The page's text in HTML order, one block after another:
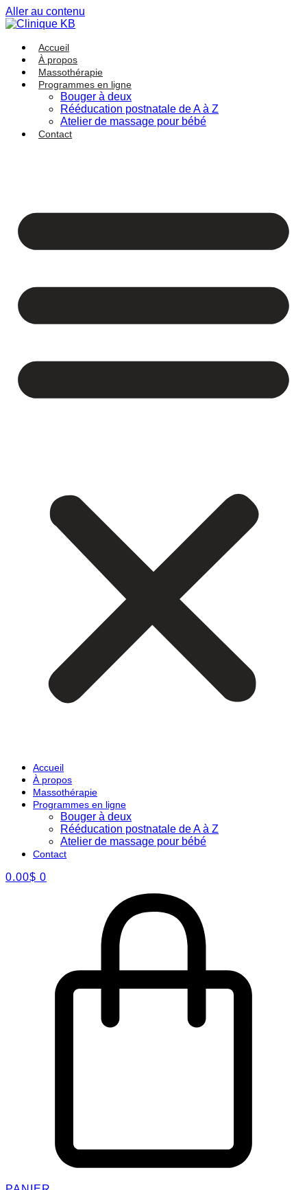
Aller au contenu
Accueil
À propos
Massothérapie
Programmes en ligne
Bouger à deux
Rééducation postnatale de A à Z
Atelier de massage pour bébé
Contact
Accueil
À propos
Massothérapie
Programmes en ligne
Bouger à deux
Rééducation postnatale de A à Z
Atelier de massage pour bébé
Contact
0.00$ 0